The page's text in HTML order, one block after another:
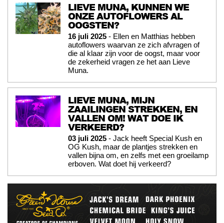
LIEVE MUNA, KUNNEN WE
ONZE AUTOFLOWERS AL
OOGSTEN?
16 juli 2025 - Ellen en Matthias hebben
autoflowers waarvan ze zich afvragen of
die al klaar zijn voor de oogst, maar voor
de zekerheid vragen ze het aan Lieve
Muna.
LIEVE MUNA, MIJN
ZAAILINGEN STREKKEN, EN
VALLEN OM! WAT DOE IK
VERKEERD?
03 juli 2025 - Jack heeft Special Kush en
OG Kush, maar de plantjes strekken en
vallen bijna om, en zelfs met een groeilamp
erboven. Wat doet hij verkeerd?